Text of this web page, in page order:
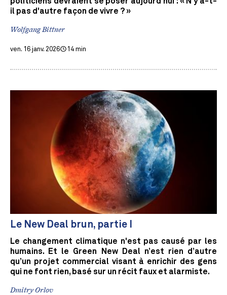
il pas d'autre façon de vivre ? »
Wolfgang Bittner
ven. 16 janv. 2026 14 min
Le New Deal brun, partie I
Le changement climatique n'est pas causé par les
humains. Et le Green New Deal n’est rien d’autre
qu’un projet commercial visant à enrichir des gens
qui ne font rien, basé sur un récit faux et alarmiste.
Dmitry Orlov